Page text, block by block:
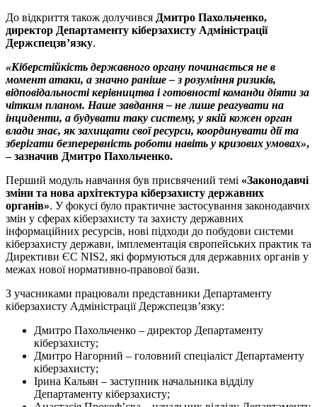
До відкриття також долучився Дмитро Пахольченко,
директор Департаменту кіберзахисту Адміністрації
Держспецзв’язку.
«Кіберстійкість державного органу починається не в
момент атаки, а значно раніше – з розуміння ризиків,
відповідальності керівництва і готовності команди діяти за
чітким планом. Наше завдання – не лише реагувати на
інциденти, а будувати таку систему, у якій кожен орган
влади знає, як захищати свої ресурси, координувати дії та
зберігати безперервність роботи навіть у кризових умовах»,
– зазначив Дмитро Пахольченко.
Перший модуль навчання був присвячений темі «Законодавчі
зміни та нова архітектура кіберзахисту державних
органів». У фокусі було практичне застосування законодавчих
змін у сферах кіберзахисту та захисту державних
інформаційних ресурсів, нові підходи до побудови системи
кіберзахисту держави, імплементація європейських практик та
Директиви ЄС NIS2, які формуються для державних органів у
межах нової нормативно-правової бази.
З учасниками працювали представники Департаменту
кіберзахисту Адміністрації Держспецзв’язку:
Дмитро Пахольченко – директор Департаменту
кіберзахисту;
Дмитро Нагорний – головний спеціаліст Департаменту
кіберзахисту;
Ірина Кальян – заступник начальника відділу
Департаменту кіберзахисту;